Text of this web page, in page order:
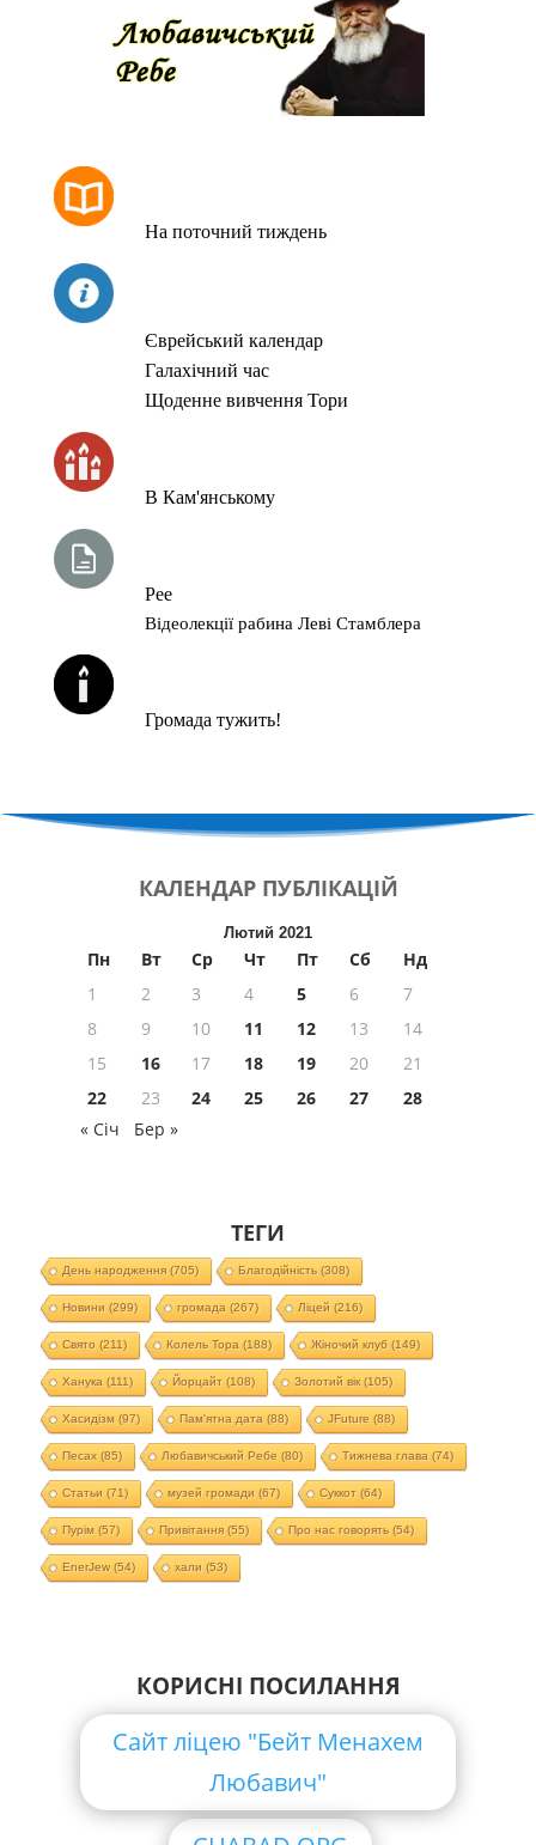
На поточний тиждень
Єврейський календар
Галахічний час
Щоденне вивчення Тори
В Кам'янському
Рее
Відеолекції рабина Леві Стамблера
Громада тужить!
КАЛЕНДАР ПУБЛІКАЦІЙ
Лютий 2021
Пн Вт Ср Чт Пт Сб
Нд
1
2 3 4 5 6
7
8
9 10 11 12 13
14
15
16 17 18 19 20
21
22
23 24 25 26 27
28
« Січ
Бер »
ТЕГИ
День народження(705) Благодійність (308)
Новини (299) громада (267) Ліцей (216)
Свято (211) Колель Тора (188) Жіночий клуб (149)
Ханука (111) Йорцайт (108) Золотий вік(105)
Хасидізм (97) Пам'ятна дата (88) JFuture (88)
Песах(85) Любавичський Ребе (80) Тижнева глава (74)
Статьи (71) музей громади (67) Суккот (64)
Пурім (57) Привітання(55) Про нас говорять (54)
EnerJew(54) хали (53)
КОРИСНІ ПОСИЛАННЯ
Сайт ліцею "Бейт Менахем
Любавич"